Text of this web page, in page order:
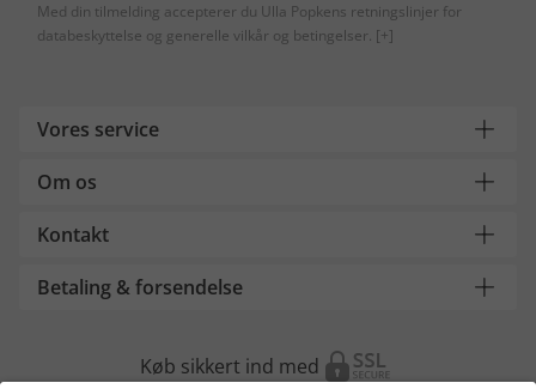
Med din tilmelding accepterer du Ulla Popkens retningslinjer for
databeskyttelse og generelle vilkår og betingelser. [+]
Vores service
Om os
Kontakt
Betaling & forsendelse
Køb sikkert ind med